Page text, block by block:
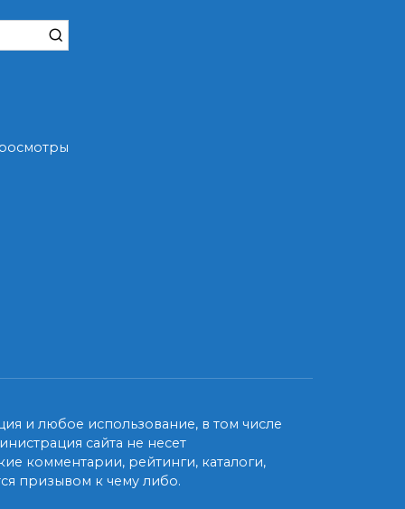
и любое использование, в том числе
сайта не несет
комментарии, рейтинги, каталоги,
призывом к чему либо.